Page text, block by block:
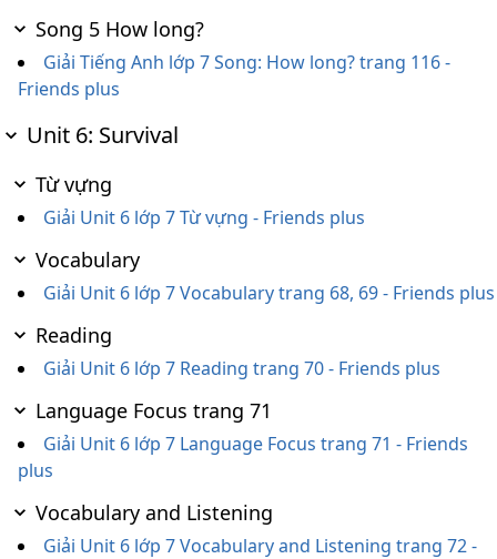
Song 5 How long?
Giải Tiếng Anh lớp 7 Song: How long? trang 116 -
Friends plus
Unit 6: Survival
Từ vựng
Giải Unit 6 lớp 7 Từ vựng - Friends plus
Vocabulary
Giải Unit 6 lớp 7 Vocabulary trang 68, 69 - Friends plus
Reading
Giải Unit 6 lớp 7 Reading trang 70 - Friends plus
Language Focus trang 71
Giải Unit 6 lớp 7 Language Focus trang 71 - Friends
plus
Vocabulary and Listening
Giải Unit 6 lớp 7 Vocabulary and Listening trang 72 -